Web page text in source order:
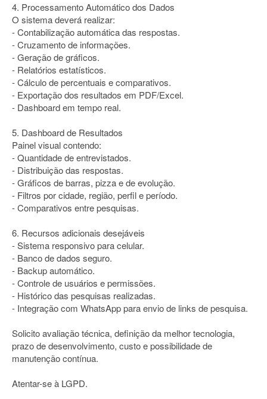
4. Processamento Automático dos Dados
O sistema deverá realizar:
- Contabilização automática das respostas.
- Cruzamento de informações.
- Geração de gráficos.
- Relatórios estatísticos.
- Cálculo de percentuais e comparativos.
- Exportação dos resultados em PDF/Excel.
- Dashboard em tempo real.
5. Dashboard de Resultados
Painel visual contendo:
- Quantidade de entrevistados.
- Distribuição das respostas.
- Gráficos de barras, pizza e de evolução.
- Filtros por cidade, região, perfil e período.
- Comparativos entre pesquisas.
6. Recursos adicionais desejáveis
- Sistema responsivo para celular.
- Banco de dados seguro.
- Backup automático.
- Controle de usuários e permissões.
- Histórico das pesquisas realizadas.
- Integração com WhatsApp para envio de links de pesquisa.
Solicito avaliação técnica, definição da melhor tecnologia,
prazo de desenvolvimento, custo e possibilidade de
manutenção contínua.
Atentar-se à LGPD.